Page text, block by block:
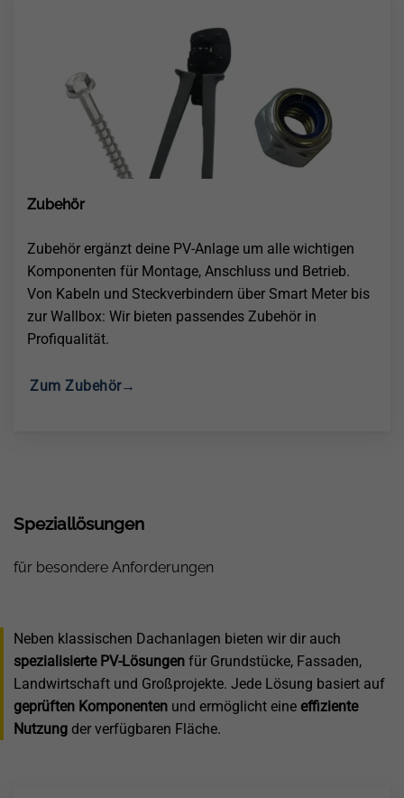
Zubehör
Zubehör ergänzt deine PV-Anlage um alle wichtigen
Komponenten für Montage, Anschluss und Betrieb.
Von Kabeln und Steckverbindern über Smart Meter bis
zur Wallbox: Wir bieten passendes Zubehör in
Profiqualität.
Zum Zubehör→
Speziallösungen
für besondere Anforderungen
Neben klassischen Dachanlagen bieten wir dir auch
spezialisierte PV-Lösungen für Grundstücke, Fassaden,
Landwirtschaft und Großprojekte. Jede Lösung basiert auf
geprüften Komponenten und ermöglicht eine effiziente
Nutzung der verfügbaren Fläche.